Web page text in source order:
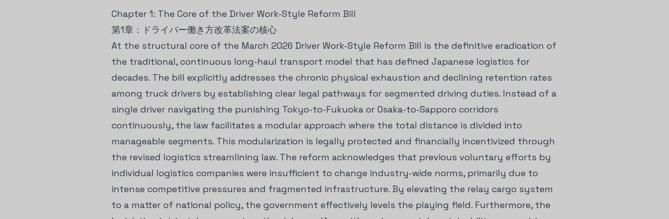
Chapter 1: The Core of the Driver Work-Style Reform Bill
第1章：ドライバー働き方改革法案の核心
At the structural core of the March 2026 Driver Work-Style Reform Bill is the definitive eradication of
the traditional, continuous long-haul transport model that has defined Japanese logistics for
decades. The bill explicitly addresses the chronic physical exhaustion and declining retention rates
among truck drivers by establishing clear legal pathways for segmented driving duties. Instead of a
single driver navigating the punishing Tokyo-to-Fukuoka or Osaka-to-Sapporo corridors
continuously, the law facilitates a modular approach where the total distance is divided into
manageable segments. This modularization is legally protected and financially incentivized through
the revised logistics streamlining law. The reform acknowledges that previous voluntary efforts by
individual logistics companies were insufficient to change industry-wide norms, primarily due to
intense competitive pressures and fragmented infrastructure. By elevating the relay cargo system
to a matter of national policy, the government effectively levels the playing field. Furthermore, the